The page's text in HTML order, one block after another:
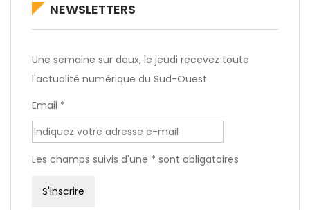
NEWSLETTERS
Une semaine sur deux, le jeudi recevez toute
l'actualité numérique du Sud-Ouest
Email *
Les champs suivis d'une * sont obligatoires